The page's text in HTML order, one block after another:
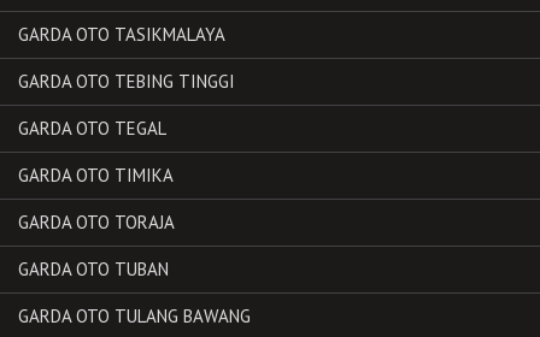
GARDA OTO TASIKMALAYA
GARDA OTO TEBING TINGGI
GARDA OTO TEGAL
GARDA OTO TIMIKA
GARDA OTO TORAJA
GARDA OTO TUBAN
GARDA OTO TULANG BAWANG